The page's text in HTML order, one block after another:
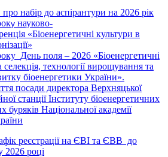
до аспірантури на 2026 рік
у науково-
«Біоенергетичні культури в
День поля – 2026 «Біоенергетичні
селекція, технології вирощування та
біоенергетики України».
посади директора Верхняцької
станції Інституту біоенергетичних
буряків Національної академії
реєстрації на ЄВІ та ЄВВ до
році